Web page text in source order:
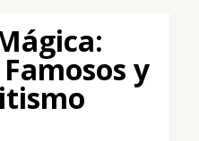
y